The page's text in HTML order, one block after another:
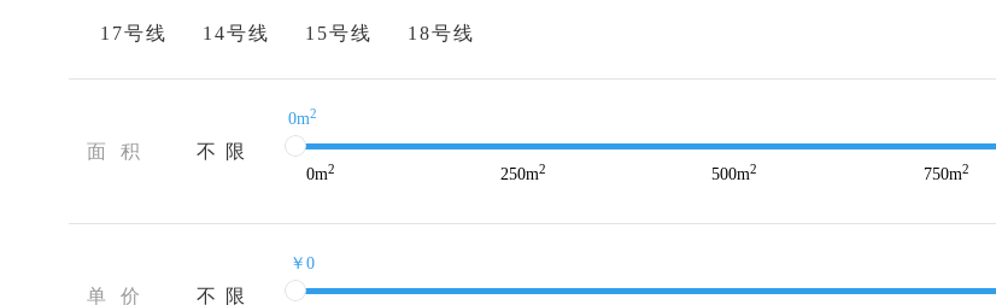
17号线 14号线 15号线 18号线
面 积 不 限
0m2
0m2 250m2 500m2 750m2
单 价 不 限
￥0